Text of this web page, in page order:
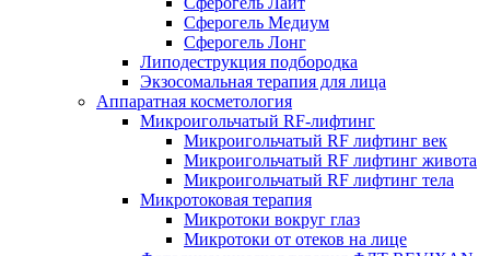
Сферогель Медиум
Сферогель Лонг
Липодеструкция подбородка
Экзосомальная терапия для лица
Аппаратная косметология
Микроигольчатый RF-лифтинг
Микроигольчатый RF лифтинг век
Микроигольчатый RF лифтинг живота
Микроигольчатый RF лифтинг тела
Микротоковая терапия
Микротоки вокруг глаз
Микротоки от отеков на лице